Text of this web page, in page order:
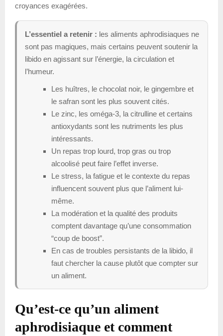
croyances exagérées.
L’essentiel a retenir : les aliments aphrodisiaques ne
sont pas magiques, mais certains peuvent soutenir la
libido en agissant sur l’énergie, la circulation et
l’humeur.
Les huîtres, le chocolat noir, le gingembre et
le safran sont les plus souvent cités.
Le zinc, les oméga-3, la citrulline et certains
antioxydants sont les nutriments les plus
intéressants.
Un repas trop lourd, trop gras ou trop
alcoolisé peut faire l’effet inverse.
Le stress, la fatigue et le contexte du repas
influencent souvent plus que l’aliment lui-
même.
La modération et la qualité des produits
comptent davantage qu’une consommation
“coup de boost”.
En cas de troubles persistants de la libido, il
faut chercher la cause plutôt que compter sur
un aliment.
Qu’est-ce qu’un aliment
aphrodisiaque et comment